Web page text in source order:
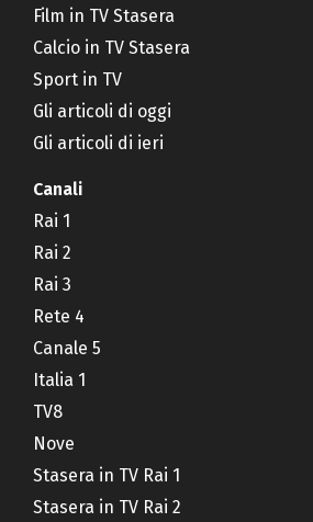
Film in TV Stasera
Calcio in TV Stasera
Sport in TV
Gli articoli di oggi
Gli articoli di ieri
Canali
Rai 1
Rai 2
Rai 3
Rete 4
Canale 5
Italia 1
TV8
Nove
Stasera in TV Rai 1
Stasera in TV Rai 2